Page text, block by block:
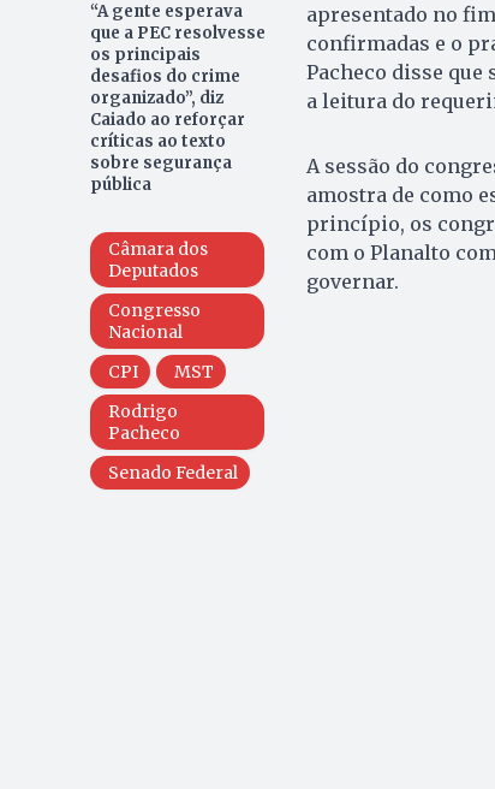
“A gente esperava
que a PEC resolvesse
os principais
desafios do crime
organizado”, diz
Caiado ao reforçar
críticas ao texto
sobre segurança
pública
Câmara dos
Deputados
Congresso
Nacional
CPI
MST
Rodrigo
Pacheco
Senado Federal
apresentado no
confirmadas e o
Pacheco disse
a leitura do
A sessão do
amostra de como
princípio, os
com o Planalto
governar.